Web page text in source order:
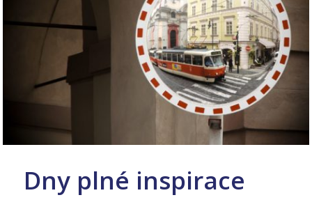
Dny plné inspirace